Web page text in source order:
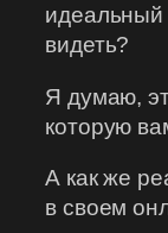
идеальный
видеть?
Я думаю,
которую
А как же
в своем